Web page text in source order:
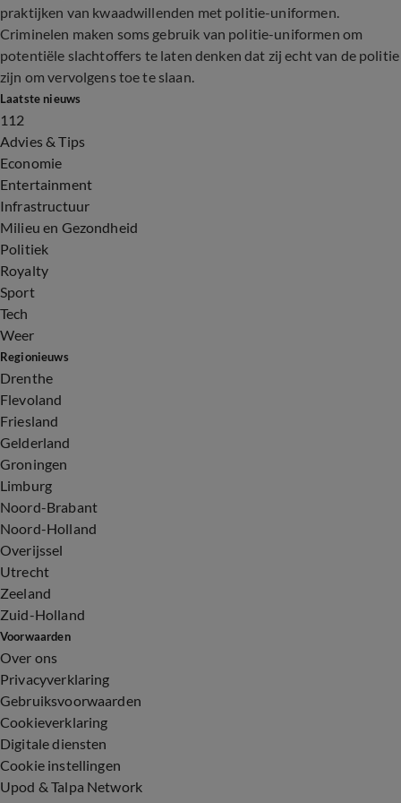
praktijken van kwaadwillenden met politie-uniformen.
Criminelen maken soms gebruik van politie-uniformen om
potentiële slachtoffers te laten denken dat zij echt van de politie
zijn om vervolgens toe te slaan.
Laatste nieuws
112
Advies & Tips
Economie
Entertainment
Infrastructuur
Milieu en Gezondheid
Politiek
Royalty
Sport
Tech
Weer
Regionieuws
Drenthe
Flevoland
Friesland
Gelderland
Groningen
Limburg
Noord-Brabant
Noord-Holland
Overijssel
Utrecht
Zeeland
Zuid-Holland
Voorwaarden
Over ons
Privacyverklaring
Gebruiksvoorwaarden
Cookieverklaring
Digitale diensten
Cookie instellingen
Upod & Talpa Network